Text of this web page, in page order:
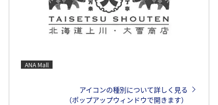
ANA Mall
アイコンの種別について詳しく見る
（ポップアップウィンドウで開きます）